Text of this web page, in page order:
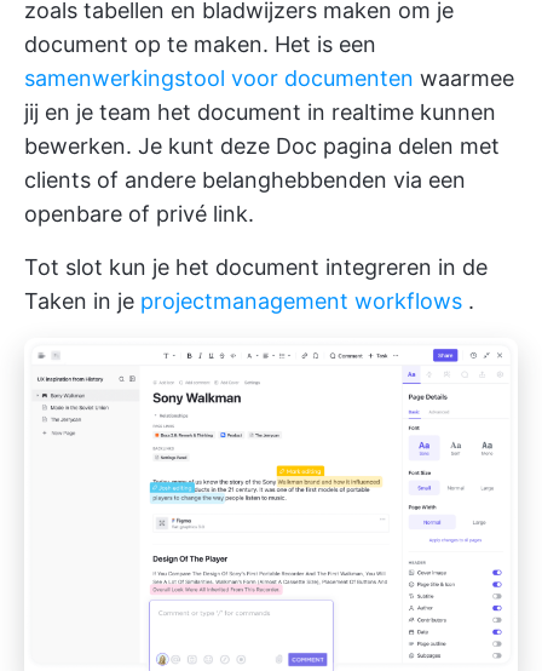
zoals tabellen en bladwijzers maken om je
document op te maken. Het is een
samenwerkingstool voor documenten waarmee
jij en je team het document in realtime kunnen
bewerken. Je kunt deze Doc pagina delen met
clients of andere belanghebbenden via een
openbare of privé link.
Tot slot kun je het document integreren in de
Taken in je projectmanagement workflows .